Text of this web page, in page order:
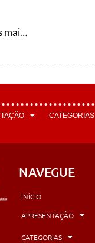
Eleições, uma eterna conta a pagar aos mais pobres
CATEGORIAS
NAVEGUE
INÍCIO
APRESENTAÇÃO
CATEGORIAS